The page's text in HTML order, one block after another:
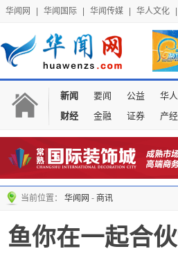
华闻网 华闻国际 华闻传媒 华人文化
新闻 要闻 公益 华人
财经
金融 证券 产经
当前位置： 华闻网 - 商讯
鱼你在一起合